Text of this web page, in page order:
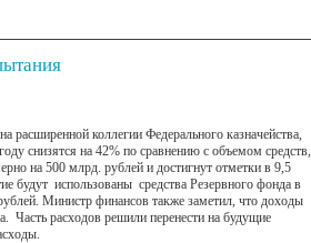
коллегии Федерального казначейства,
снизятся на 42% по сравнению с объемом средств,
на 500 млрд. рублей и достигнут отметки в 9,5
будут использованы средства Резервного фонда в
Министр финансов также заметил, что доходы
Часть расходов решили перенести на будущие